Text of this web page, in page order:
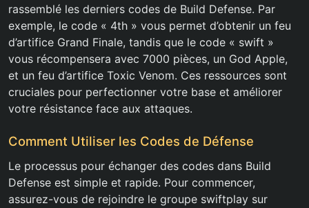
rassemblé les derniers codes de Build Defense. Par
exemple, le code « 4th » vous permet d’obtenir un feu
d’artifice Grand Finale, tandis que le code « swift »
vous récompensera avec 7000 pièces, un God Apple,
et un feu d’artifice Toxic Venom. Ces ressources sont
cruciales pour perfectionner votre base et améliorer
votre résistance face aux attaques.
Comment Utiliser les Codes de Défense
Le processus pour échanger des codes dans Build
Defense est simple et rapide. Pour commencer,
assurez-vous de rejoindre le groupe swiftplay sur